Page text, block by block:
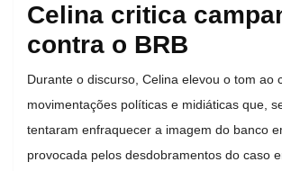
Celina critica
contra o BRB
Durante o discurso, Celina elevou o tom ao
movimentações políticas e midiáticas que,
tentaram enfraquecer a imagem do banco
provocada pelos desdobramentos do caso